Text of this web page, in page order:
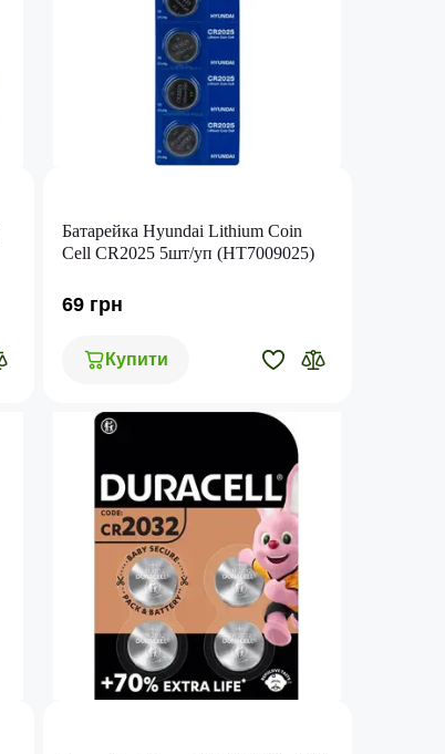
Батарейка Hyundai Lithium Coin
Cell CR2025 5шт/уп (HT7009025)
69 грн
Купити